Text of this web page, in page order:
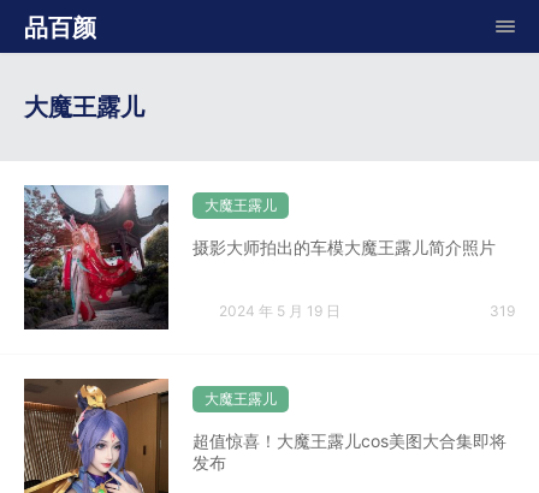
品百颜
大魔王露儿
大魔王露儿
摄影大师拍出的车模大魔王露儿简介照片
2024 年 5 月 19 日 319
大魔王露儿
超值惊喜！大魔王露儿cos美图大合集即将
发布